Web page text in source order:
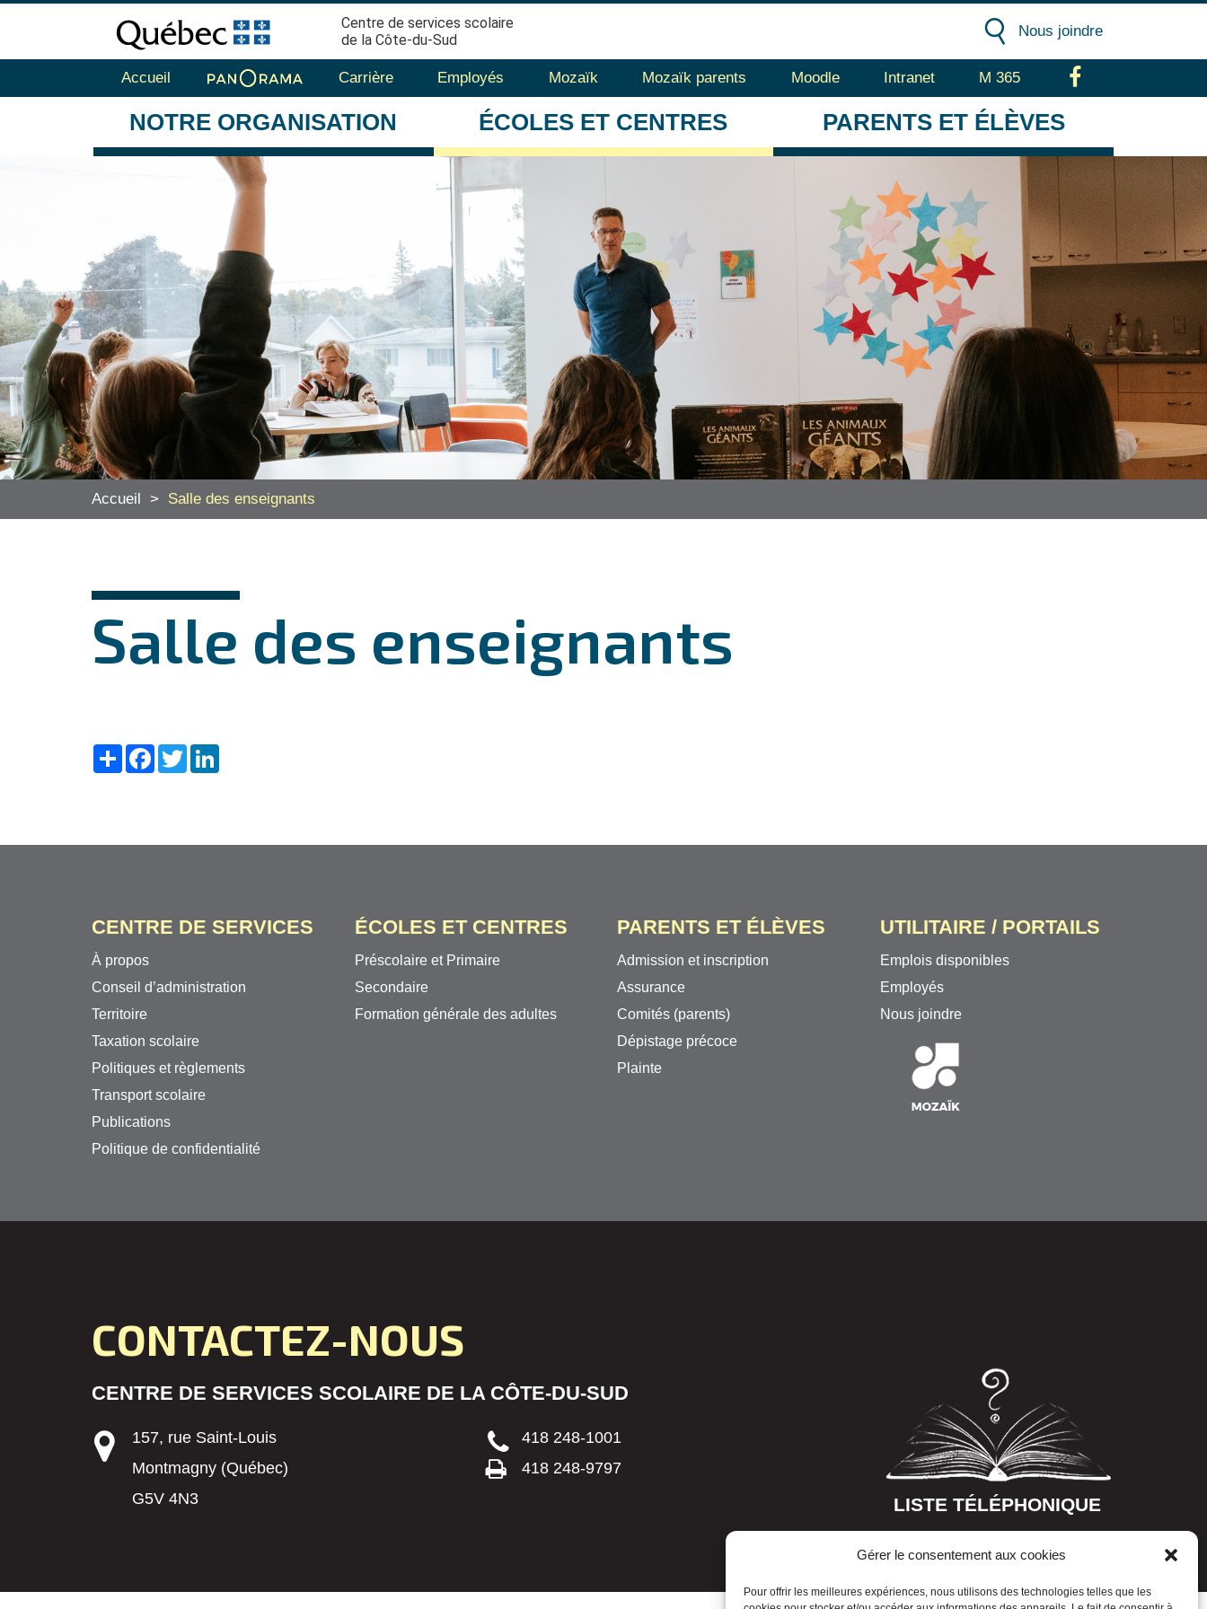
Gérer le consentement aux cookies
Pour offrir les meilleures expériences, nous utilisons des technologies telles que les
Centre de services scolaire
de la Côte-du-Sud
Nous joindre
Accueil Carrière Employés Mozaïk Mozaïk parents Moodle Intranet M 365
NOTRE ORGANISATION ÉCOLES ET CENTRES PARENTS ET ÉLÈVES
Accueil > Salle des enseignants
Salle des enseignants
ShareFacebook
Twitter
CENTRE DE SERVICES
À propos
Conseil d’administration
Territoire
Taxation scolaire
Politiques et règlements
Transport scolaire
Publications
Politique de confidentialité
ÉCOLES ET CENTRES
Préscolaire et Primaire
Secondaire
Formation générale des adultes
PARENTS ET ÉLÈVES
Admission et inscription
Assurance
Comités (parents)
Dépistage précoce
Plainte
UTILITAIRE / PORTAILS
Emplois disponibles
Employés
Nous joindre
CONTACTEZ-NOUS
CENTRE DE SERVICES SCOLAIRE DE LA CÔTE-DU-SUD
157, rue Saint-Louis
Montmagny (Québec)
G5V 4N3
418 248-1001
418 248-9797
LISTE TÉLÉPHONIQUE